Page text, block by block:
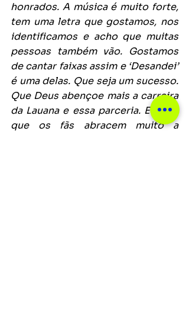
honrados. A música é muito forte,
tem uma letra que gostamos, nos
identificamos e acho que muitas
pessoas também vão. Gostamos
de cantar faixas assim e ‘Desandei’
é uma delas. Que seja um sucesso.
Que Deus abençoe mais a carreira
da Lauana e essa parceria. Espero
que os fãs abracem muito a